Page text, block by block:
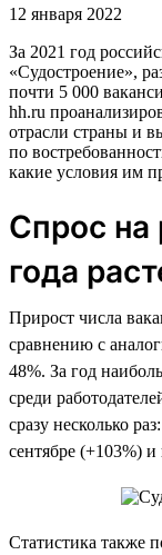
12 января 2022
За 2021 год
«Судостроение»,
почти 5 000
hh.ru
отрасли страны и
по
какие условия им
Спрос на
года
Прирост числа
сравнению с
48%. За год
среди
сразу несколько
сентябре (+103%)
Статистика также